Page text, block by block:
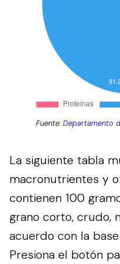
Fuente:Departamento
La siguiente tabla
macronutrientes y
contienen 100
grano corto, crudo,
acuerdo con la
Presiona el botón